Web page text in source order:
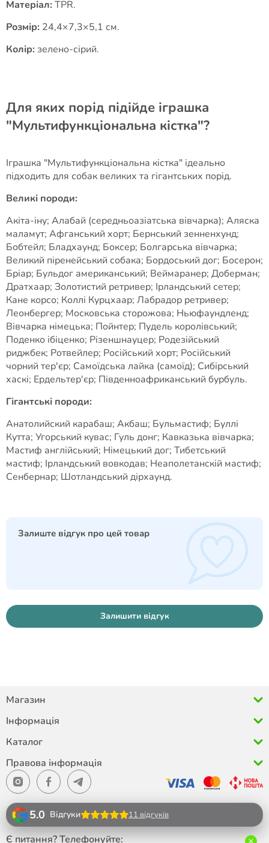
Матеріал: TPR.
Розмір: 24,4×7,3×5,1 см.
Колір: зелено-сірий.
Для яких порід підійде іграшка
"Мультифункціональна кістка"?
Іграшка "Мультифункціональна кістка" ідеально
підходить для собак великих та гігантських порід.
Великі породи:
Акіта-іну; Алабай (середньоазіатська вівчарка); Аляска
маламут; Афганський хорт; Бернський зенненхунд;
Бобтейл; Бладхаунд; Боксер; Болгарська вівчарка;
Великий піренейський собака; Бордоський дог; Босерон;
Бріар; Бульдог американський; Веймаранер; Доберман;
Дратхаар; Золотистий ретривер; Ірландський сетер;
Кане корсо; Коллі Курцхаар; Лабрадор ретривер;
Леонбергер; Московська сторожова; Ньюфаундленд;
Вівчарка німецька; Пойнтер; Пудель королівський;
Поденко ібіценко; Різеншнауцер; Родезійський
риджбек; Ротвейлер; Російський хорт; Російський
чорний тер'єр; Самоїдська лайка (самоїд); Сибірський
хаскі; Ердельтер'єр; Південноафриканський бурбуль.
Гігантські породи:
Анатолийский карабаш; Акбаш; Бульмастиф; Буллі
Кутта; Угорський кувас; Гуль донг; Кавказька вівчарка;
Мастиф англійський; Німецький дог; Тибетський
мастиф; Ірландський вовкодав; Неаполетанскій мастиф;
Сенбернар; Шотландський дірхаунд.
Залиште відгук про цей товар
Залишити відгук
Магазин
Інформація
Каталог
Правова інформація
5.0 Відгуки 11 відгуків
Є питання? Телефонуйте: